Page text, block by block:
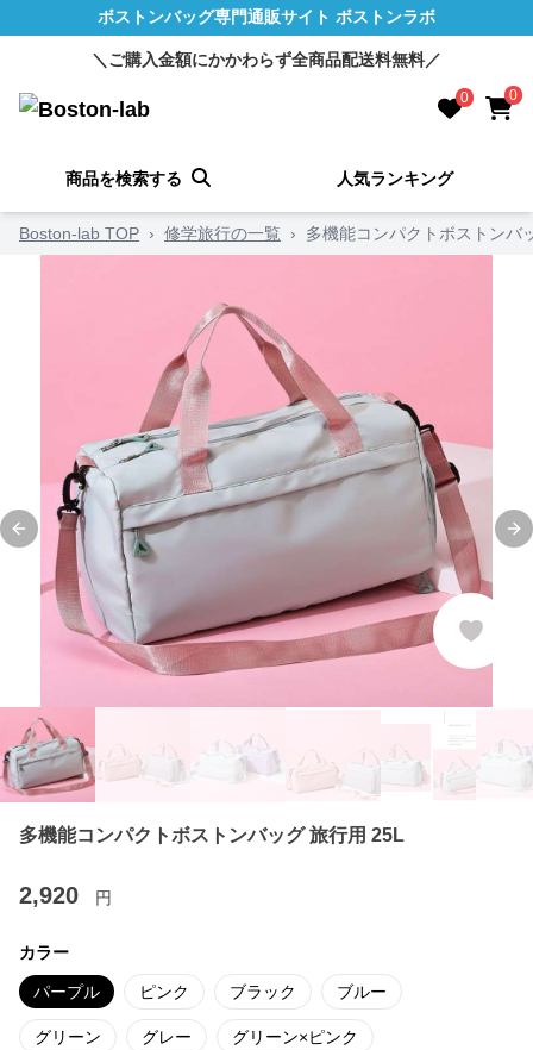
ボストンバッグ専門通販サイト ボストンラボ
＼ご購入金額にかかわらず全商品配送料無料／
0 0
商品を検索する 人気ランキング
Boston-lab TOP › 修学旅行の一覧 › 多機能コンパクトボストンバ
Previous slide
多機能コンパクトボストンバッグ 旅行用 25L
2,920 円
カラー
パープル ピンク ブラック ブルー
グリーン グレー グリーン×ピンク